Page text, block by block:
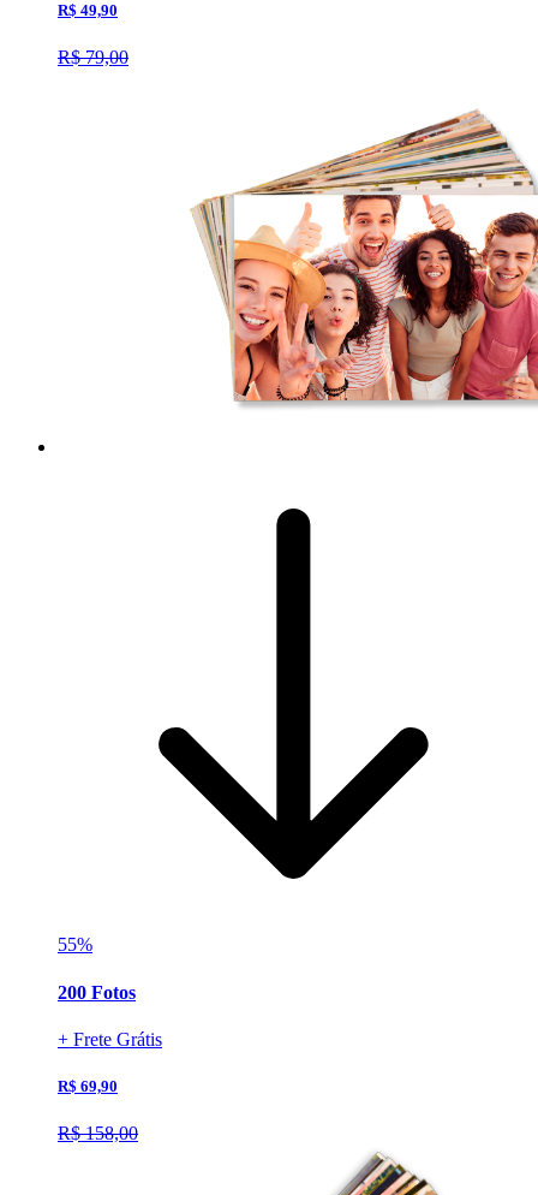
R$ 49,90
R$ 79,00
55%
200 Fotos
+ Frete Grátis
R$ 69,90
R$ 158,00